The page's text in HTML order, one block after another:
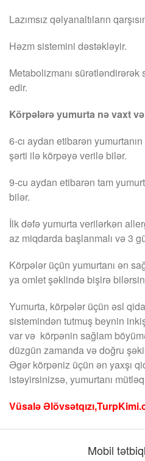
Lazımsız qəlyanaltıların
Həzm sistemini dəstəkləyir.
Metabolizmanı sürətləndirərək
edir.
Körpələrə yumurta nə vaxt
6-cı aydan etibarən
şərti ilə körpəyə verilə bilər.
9-cu aydan etibarən tam
bilər.
İlk dəfə yumurta verilərkən
az miqdarda başlanmalı və 3
Körpələr üçün yumurtanı ən
ya omlet şəklində bişirə
Yumurta, körpələr üçün əsl
sistemindən tutmuş beynin
var və körpənin sağlam
düzgün zamanda və doğru
Əgər körpəniz üçün ən yaxşı
istəyirsinizsə, yumurtanı
Vüsalə
Mobil